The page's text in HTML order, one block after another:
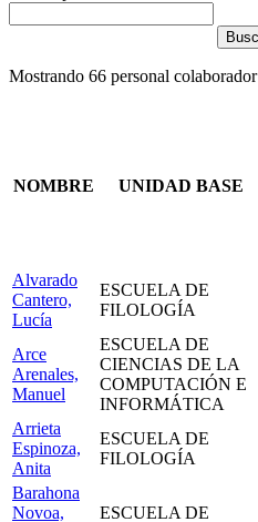
Mostrando 66 personal colaborador
NOMBRE UNIDAD BASE
Alvarado
Cantero,
Lucía
ESCUELA DE
FILOLOGÍA
Arce
Arenales,
Manuel
ESCUELA DE
CIENCIAS DE LA
COMPUTACIÓN E
INFORMÁTICA
Arrieta
Espinoza,
Anita
ESCUELA DE
FILOLOGÍA
Barahona
Novoa,
ESCUELA DE